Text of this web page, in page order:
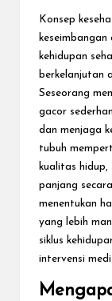
Konsep
kehidupan
berkelanjutan
Seseorang
gacor
dan menjaga
tubuh
kualitas
panjang
menentukan
yang lebih
siklus
intervensi